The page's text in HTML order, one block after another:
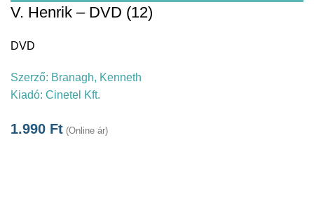
V. Henrik – DVD (12)
DVD
Szerző: Branagh, Kenneth
Kiadó: Cinetel Kft.
1.990 Ft (Online ár)